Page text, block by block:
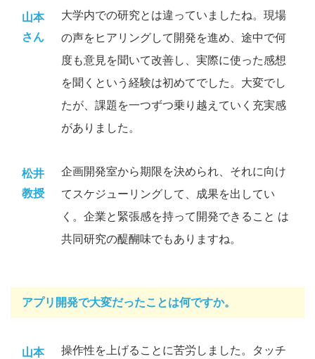
山本
さん
大学内での研究とは違っていましたね。現場
の声をヒアリングして開発を進め、途中で何
度も意見を聞いて改善し、実際に使った感想
を聞くという経験は初めてでした。大変でし
たが、課題を一つずつ乗り越えていく充実感
がありました。
松井
教授
企画開発室から期限を決められ、それに向け
てスケジューリングして、成果を出してい
く。企業と緊張感を持って開発できること は
共同研究の醍醐味でもありますね。
アプリ開発で大変だったことは何ですか。
山本 操作性を上げることに苦労しました。タッチ